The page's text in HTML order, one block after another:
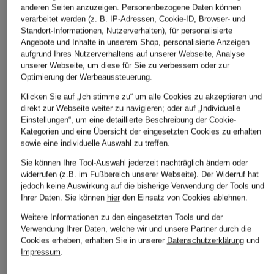
anderen Seiten anzuzeigen. Personenbezogene Daten können
verarbeitet werden (z. B. IP-Adressen, Cookie-ID, Browser- und
Standort-Informationen, Nutzerverhalten), für personalisierte
Angebote und Inhalte in unserem Shop, personalisierte Anzeigen
aufgrund Ihres Nutzerverhaltens auf unserer Webseite, Analyse
unserer Webseite, um diese für Sie zu verbessern oder zur
Optimierung der Werbeaussteuerung.
Klicken Sie auf „Ich stimme zu“ um alle Cookies zu akzeptieren und
direkt zur Webseite weiter zu navigieren; oder auf „Individuelle
Einstellungen“, um eine detaillierte Beschreibung der Cookie-
Kategorien und eine Übersicht der eingesetzten Cookies zu erhalten
sowie eine individuelle Auswahl zu treffen.
Sie können Ihre Tool-Auswahl jederzeit nachträglich ändern oder
widerrufen (z.B. im Fußbereich unserer Webseite). Der Widerruf hat
jedoch keine Auswirkung auf die bisherige Verwendung der Tools und
Ihrer Daten. Sie können hierden Einsatz von Cookies ablehnen.
Weitere Informationen zu den eingesetzten Tools und der
Verwendung Ihrer Daten, welche wir und unsere Partner durch die
Cookies erheben, erhalten Sie in unserer Datenschutzerklärungund
Impressum.